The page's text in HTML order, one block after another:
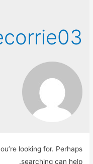
looking for. Perhaps
searching can help.